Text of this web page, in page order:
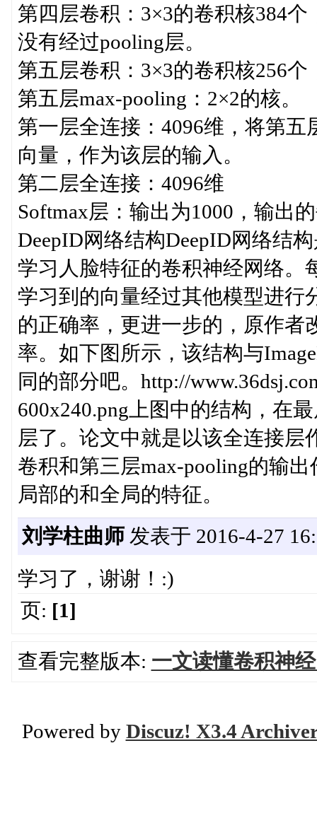
第四层卷积：3×3的卷积核384
没有经过pooling层。
第五层卷积：3×3的卷积核256个
第五层max-pooling：2×2的核。
第一层全连接：4096维，将第
向量，作为该层的输入。
第二层全连接：4096维
Softmax层：输出为1000，输出
DeepID网络结构DeepID网络结
学习人脸特征的卷积神经网络。
学习到的向量经过其他模型进行
的正确率，更进一步的，原作者
率。如下图所示，该结构与
同的部分吧。http://
600x240.png上图中的结构，在
层了。论文中就是以该全连接层
卷积和第三层max-pooling的输
局部的和全局的特征。
刘学柱曲师发表于 2016-4-27
学习了，谢谢！:)
页: [1]
查看完整版本: 一文读懂卷积神
Powered by Discuz! X3.4